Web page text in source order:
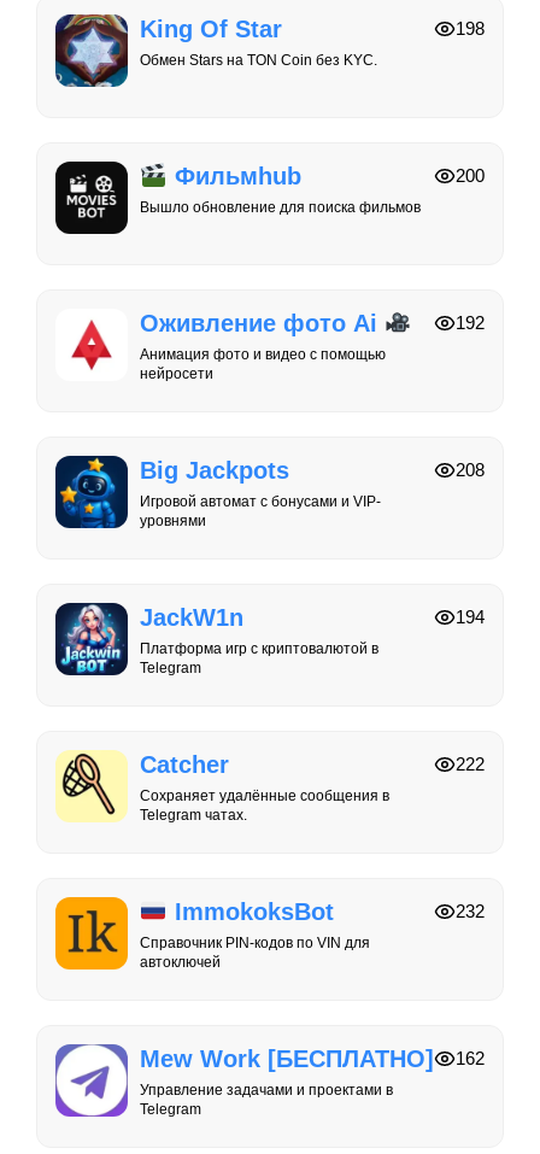
King Of Star
Обмен Stars на TON Coin без KYC.
198
Фильмhub
Вышло обновление для поиска фильмов
200
Оживление фото Ai
Анимация фото и видео с помощью
нейросети
192
Big Jackpots
Игровой автомат с бонусами и VIP-
уровнями
208
JackW1n
Платформа игр с криптовалютой в
Telegram
194
Catcher
Сохраняет удалённые сообщения в
Telegram чатах.
222
ImmokoksBot
Справочник PIN-кодов по VIN для
автоключей
232
Mew Work [БЕСПЛАТНО]
Управление задачами и проектами в
Telegram
162